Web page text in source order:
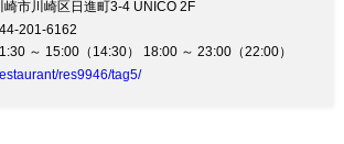
崎市川崎区日進町3-4 UNICO 2F
201-6162
～ 15:00（14:30） 18:00 ～ 23:00（22:00）
res9946/tag5/